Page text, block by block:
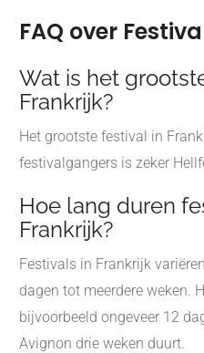
FAQ over
Wat is het
Frankrijk?
Het grootste festival in
festivalgangers is zeker
Hoe lang duren
Frankrijk?
Festivals in Frankrijk
dagen tot meerdere weken.
bijvoorbeeld ongeveer 12
Avignon drie weken duurt.